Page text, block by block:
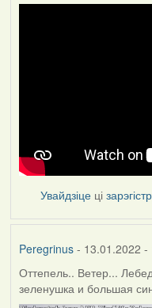
Увайдзіце ці
Peregrinus- 13.01.2022 -
Оттепель.. Ветер...
зеленушка и большая